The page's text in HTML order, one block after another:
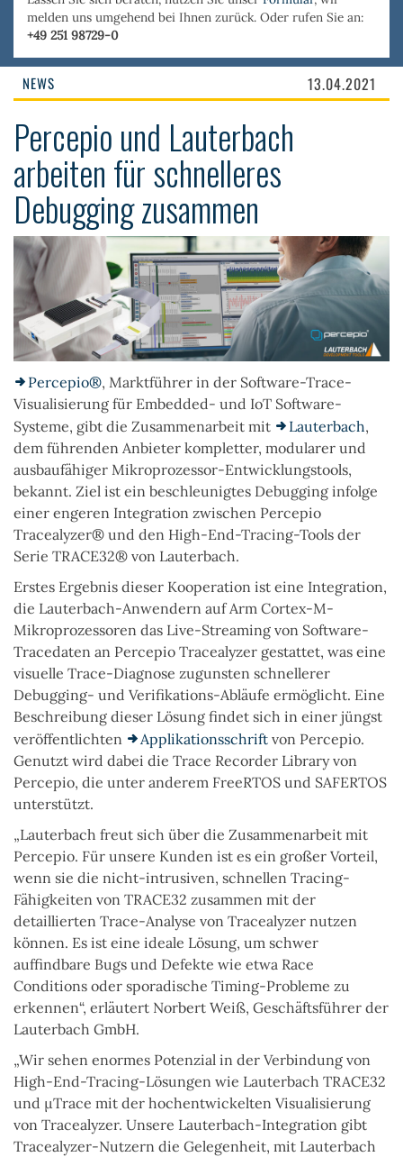
melden uns umgehend bei Ihnen zurück. Oder rufen Sie an:
+49 251 98729-0
NEWS 13.04.2021
Percepio und Lauterbach
arbeiten für schnelleres
Debugging zusammen
Percepio®, Marktführer in der Software-Trace-
Visualisierung für Embedded- und IoT Software-
Systeme, gibt die Zusammenarbeit mit
Lauterbach,
dem führenden Anbieter kompletter, modularer und
ausbaufähiger Mikroprozessor-Entwicklungstools,
bekannt. Ziel ist ein beschleunigtes Debugging infolge
einer engeren Integration zwischen Percepio
Tracealyzer® und den High-End-Tracing-Tools der
Serie TRACE32® von Lauterbach.
Erstes Ergebnis dieser Kooperation ist eine Integration,
die Lauterbach-Anwendern auf Arm Cortex-M-
Mikroprozessoren das Live-Streaming von Software-
Tracedaten an Percepio Tracealyzer gestattet, was eine
visuelle Trace-Diagnose zugunsten schnellerer
Debugging- und Verifikations-Abläufe ermöglicht. Eine
Beschreibung dieser Lösung findet sich in einer jüngst
veröffentlichten
Applikationsschrift von Percepio.
Genutzt wird dabei die Trace Recorder Library von
Percepio, die unter anderem FreeRTOS und SAFERTOS
unterstützt.
„Lauterbach freut sich über die Zusammenarbeit mit
Percepio. Für unsere Kunden ist es ein großer Vorteil,
wenn sie die nicht-intrusiven, schnellen Tracing-
Fähigkeiten von TRACE32 zusammen mit der
detaillierten Trace-Analyse von Tracealyzer nutzen
können. Es ist eine ideale Lösung, um schwer
auffindbare Bugs und Defekte wie etwa Race
Conditions oder sporadische Timing-Probleme zu
erkennen“, erläutert Norbert Weiß, Geschäftsführer der
Lauterbach GmbH.
„Wir sehen enormes Potenzial in der Verbindung von
High-End-Tracing-Lösungen wie Lauterbach TRACE32
und µTrace mit der hochentwickelten Visualisierung
von Tracealyzer. Unsere Lauterbach-Integration gibt
Tracealyzer-Nutzern die Gelegenheit, mit Lauterbach